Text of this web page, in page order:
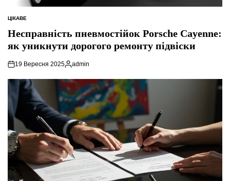
ОПУБЛІКУВАТИ
ЦІКАВЕ
Несправність пневмостійок Porsche Cayenne:
як уникнути дорогого ремонту підвіски
19 Вересня 2025
Опубліковано
admin